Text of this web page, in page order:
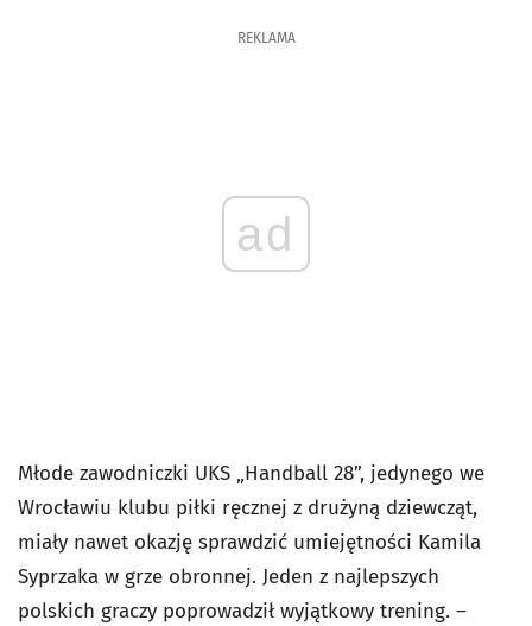
REKLAMA
ad
Młode zawodniczki UKS „Handball 28”, jedynego we
Wrocławiu klubu piłki ręcznej z drużyną dziewcząt,
miały nawet okazję sprawdzić umiejętności Kamila
Syprzaka w grze obronnej. Jeden z najlepszych
polskich graczy poprowadził wyjątkowy trening. –